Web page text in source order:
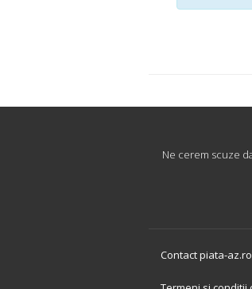
Ne cerem scuze
Contact piata-az.ro